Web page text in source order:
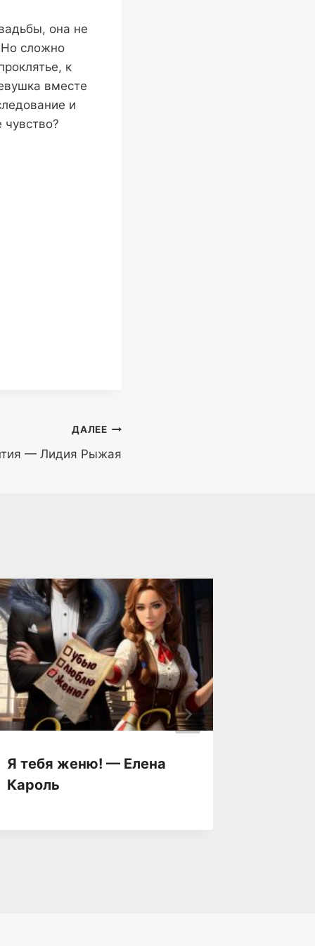
она не
Но сложно
к
вместе
и
ДАЛЕЕ
— Лидия Рыжая
Я тебя женю! — Елена
Кароль